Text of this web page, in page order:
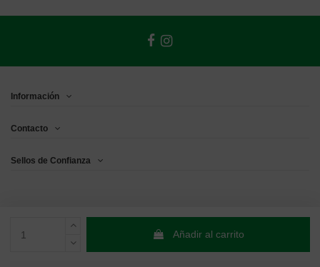
Añadir al carrito
Información
Contacto
Sellos de Confianza